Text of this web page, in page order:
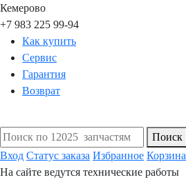
Кемерово
+7 983 225 99-94
Как купить
Сервис
Гарантия
Возврат
Поиск
Вход Статус заказа Избранное Корзина
На сайте ведутся технические работы